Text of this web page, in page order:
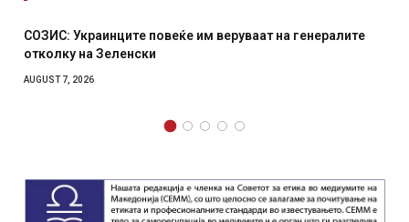
им веруваат на генералите
Рачна бомба